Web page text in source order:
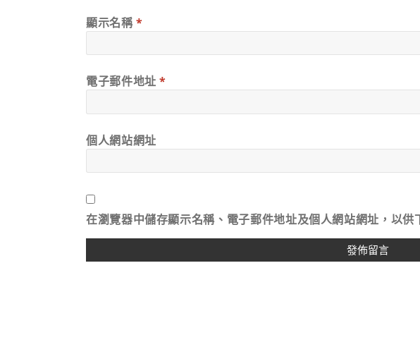
顯示名稱*
電子郵件地址*
個人網站網址
在瀏覽器中儲存顯示名稱、電子郵件地址及個人網站網址，以供